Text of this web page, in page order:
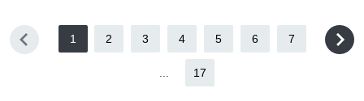
1 2 3 4 5 6 7
17